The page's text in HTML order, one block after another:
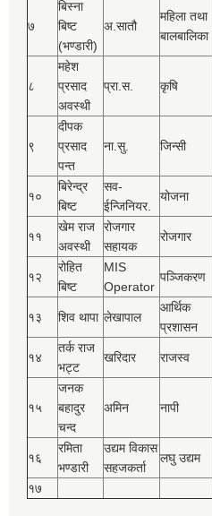
७
बिस्‍ना
बिष्‍ट
(भण्डारी)
अ.सातौ
महिला तथा
बालबालिका
८
महेश
प्रसाद
अवस्थी
प्रा.स. कृषि
९
दीपक
प्रसाद
पन्त
ना.सु. जिन्सी
१०
बिरेन्द्र
बिष्‍ट
सव-
ईन्जिनियर.
योजना
११
खेम राज
अवस्थी
रोजगार
सहायक
रोजगार
१२
रोहित
बिष्‍ट
MIS
Operator
पञ्‍जिकरण
१३ शिव थापा लेखापाल
आर्थिक
प्रशासन
१४
तर्क राज
भट्ट
खरिदार राजस्‍व
१५
जनक
बहादुर
चन्द
अमिन नापी
१६
रमिता
भण्डारी
उद्यम विकास
सहजकर्ता
लघु उद्यम
१७